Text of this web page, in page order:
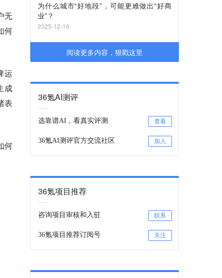
无
何
运
成
表
何
为什么城市“好地段”，可能更难做出“好商
业”？
2025-12-16
阅读更多内容，狠戳这里
36氪AI测评
选靠谱AI，看真实评测 查看
36氪AI测评官方交流社区 加入
36氪项目推荐
咨询项目审核和入驻 联系
36氪项目推荐订阅号 关注